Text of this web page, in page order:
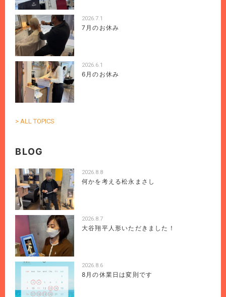
2026.7.1
7月のお休み
2026.6.1
6月のお休み
> ALL TOPICS
BLOG
2026.8.8
何かを考える松永まさし
2026.8.7
大谷翔平人形いただきました！
2026.8.6
8月の休業日は変則です